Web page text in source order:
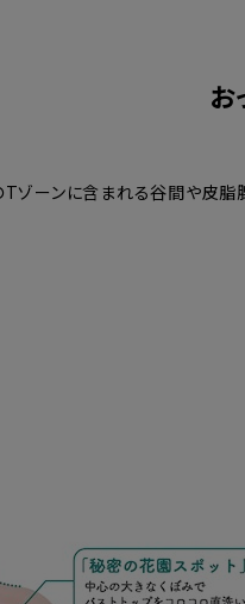
お
ゾーンに含まれる谷間や皮脂